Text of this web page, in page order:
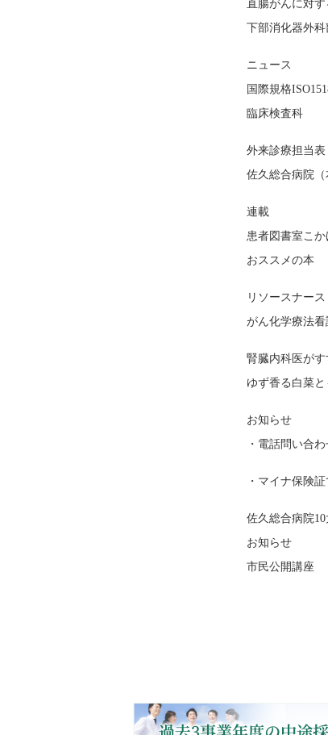
直腸がんに対
下部消化器外
ニュース
国際規格
臨床検査科
外来診療担当表
佐久総合病院
連載
患者図書室こか
おススメの本
リソースナー
がん化学療法
腎臓内科医が
ゆず香る白菜
お知らせ
・電話問い合
・マイナ保険
佐久総合病院
お知らせ
市民公開講座